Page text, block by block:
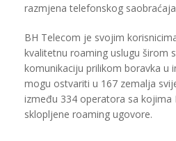
razmjena telefonskog
BH Telecom je svojim
kvalitetnu roaming uslugu širom
komunikaciju prilikom boravka u
mogu ostvariti u 167 zemalja
između 334 operatora sa kojima
sklopljene roaming ugovore.